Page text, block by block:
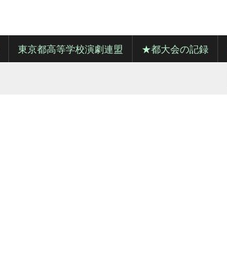
東京都高等学校演劇連盟 ★都大会の記録